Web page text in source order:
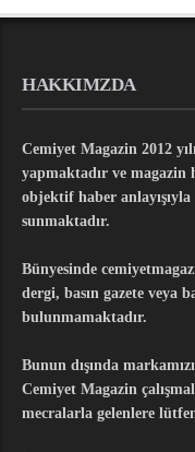
HAKKIMZDA
Cemiyet Magazin 2012
yapmaktadır ve
objektif haber
sunmaktadır.
Bünyesinde
dergi, basın gazete veya
bulunmamaktadır.
Bunun dışında
Cemiyet Magazin
mecralarla gelenlere